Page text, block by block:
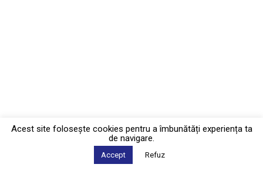
Acest site foloseşte cookies pentru a îmbunătăți experiența ta
de navigare.
Accept Refuz